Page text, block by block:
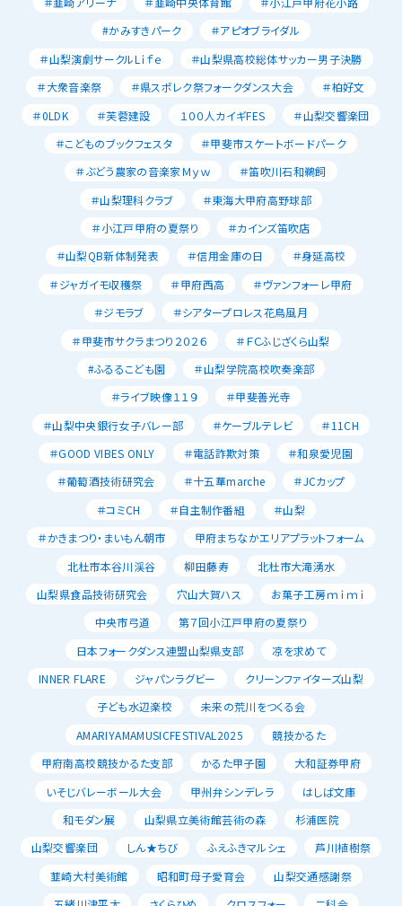
#かみすきパーク
＃アピオブライダル
＃山梨演劇サークルLｉｆｅ
＃山梨県高校総体サッカー男子決勝
＃大衆音楽祭
＃県スポレク祭フォークダンス大会
＃柏好文
＃0LDK
＃芙蓉建設 １００人カイギFES
＃山梨交響楽団
＃こどものブックフェスタ
＃甲斐市スケートボードパーク
＃ぶどう農家の音楽家Ｍｙｗ
＃笛吹川石和鵜飼
＃山梨理科クラブ
＃東海大甲府高野球部
＃小江戸甲府の夏祭り
＃カインズ笛吹店
＃山梨QB新体制発表
＃信用金庫の日
＃身延高校
＃ジャガイモ収穫祭
＃甲府西高
＃ヴァンフォーレ甲府
＃ジモラブ
＃シアタープロレス花鳥風月
＃甲斐市サクラまつり２０２６
＃ＦＣふじざくら山梨
#ふるるこども園
＃山梨学院高校吹奏楽部
＃ライブ映像１１９
＃甲斐善光寺
＃山梨中央銀行女子バレー部
＃ケーブルテレビ
＃11CH
＃GOOD VIBES ONLY
＃電話詐欺対策
＃和泉愛児園
＃葡萄酒技術研究会
＃十五華marche
＃JCカップ
＃コミCH
＃自主制作番組
＃山梨
＃かきまつり・まいもん朝市
甲府まちなかエリアプラットフォーム
北杜市本谷川渓谷
柳田藤寿
北杜市大滝湧水
山梨県食品技術研究会
穴山大賀ハス
お菓子工房ｍｉｍｉ
中央市弓道
第７回小江戸甲府の夏祭り
日本フォークダンス連盟山梨県支部
凉を求めて
INNER FLARE
ジャパンラグビー
クリーンファイターズ山梨
子ども水辺楽校
未来の荒川をつくる会
AMARIYAMAMUSICFESTIVAL2025
競技かるた
甲府南高校競技かるた支部
かるた甲子園
大和証券甲府
いそじバレーボール大会
甲州弁シンデレラ
はしば文庫
和モダン展
山梨県立美術館芸術の森
杉浦医院
山梨交響楽団
しん★ちび ふえふきマルシェ
芦川植樹祭
韮崎大村美術館
昭和町母子愛育会
山梨交通感謝祭